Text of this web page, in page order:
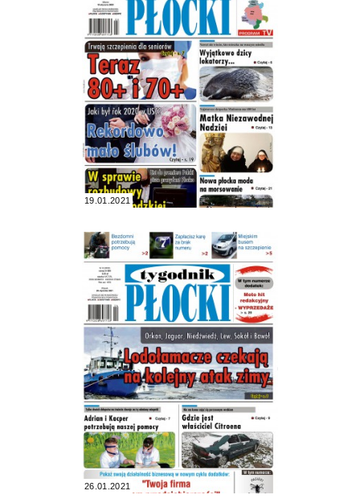
19.01.2021
26.01.2021